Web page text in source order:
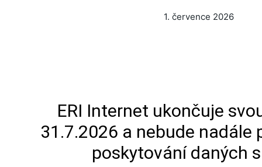
1. července 2026
ERI Internet ukončuje
31.7.2026 a nebude nadále
poskytování daných